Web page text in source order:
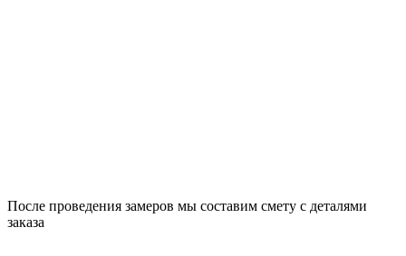
После проведения замеров мы составим смету с деталями
заказа